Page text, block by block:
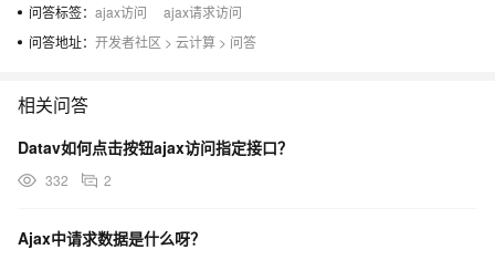
问答标签： ajax访问
ajax请求访问
问答地址： 开发者社区 > 云计算 > 问答
相关问答
Datav如何点击按钮ajax访问指定接口？
332 2
Ajax中请求数据是什么呀？